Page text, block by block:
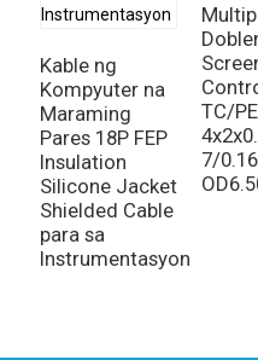
Kable ng
Kompyuter na
Maraming
Pares 18P FEP
Insulation
Silicone Jacket
Shielded Cable
para sa
Instrumentasyon
TC/
7/0.16